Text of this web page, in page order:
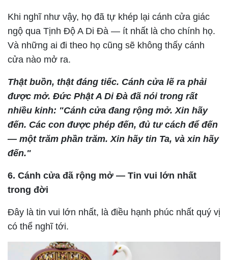
Khi nghĩ như vậy, họ đã tự khép lại cánh cửa giác
ngộ qua Tịnh Độ A Di Đà — ít nhất là cho chính họ.
Và những ai đi theo họ cũng sẽ không thấy cánh
cửa nào mở ra.
Thật buồn, thật đáng tiếc. Cánh cửa lẽ ra phải
được mở. Đức Phật A Di Đà đã nói trong rất
nhiều kinh: "Cánh cửa đang rộng mở. Xin hãy
đến. Các con được phép đến, đủ tư cách để đến
— một trăm phần trăm. Xin hãy tin Ta, và xin hãy
đến."
6. Cánh cửa đã rộng mở — Tin vui lớn nhất
trong đời
Đây là tin vui lớn nhất, là điều hạnh phúc nhất quý vị
có thể nghĩ tới.